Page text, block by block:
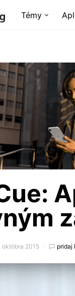
Témy
októbra 2015 pridaj